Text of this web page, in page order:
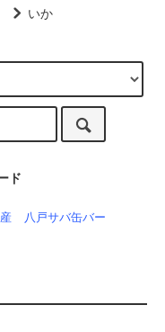
いか
ド
八戸サバ缶バー